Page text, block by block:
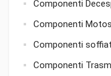
Componenti
Componenti
Componenti
Componenti